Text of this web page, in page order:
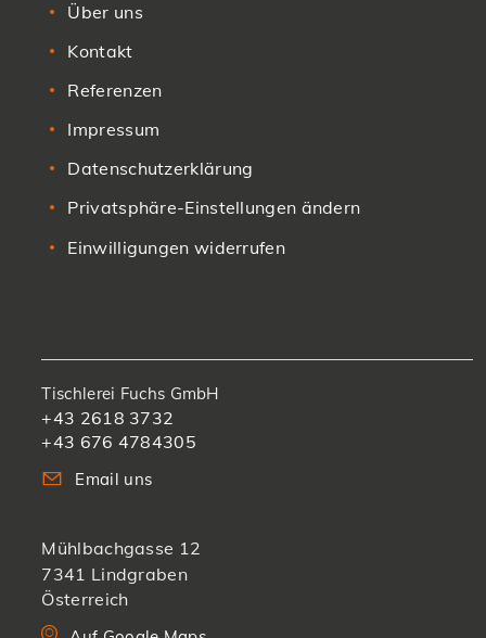
Über uns
Kontakt
Referenzen
Impressum
Datenschutzerklärung
Privatsphäre-Einstellungen ändern
Einwilligungen widerrufen
Tischlerei Fuchs GmbH
+43 2618 3732
+43 676 4784305
Email uns
Mühlbachgasse 12
7341 Lindgraben
Österreich